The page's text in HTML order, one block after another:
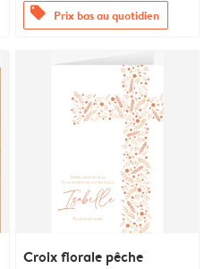
offers Prix bas au quotidien
Croix florale pêche